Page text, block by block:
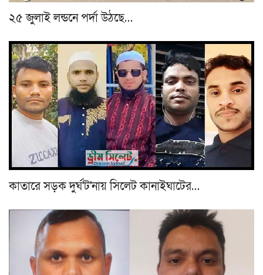
২৫ জুলাই লন্ডনে পর্দা উঠছে…
কাতারে সড়ক দুর্ঘ'ট'নায় সিলেট কানাইঘাটের…